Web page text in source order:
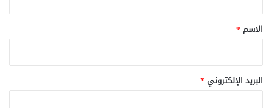
*
الاسم *
البريد الإلكتروني *